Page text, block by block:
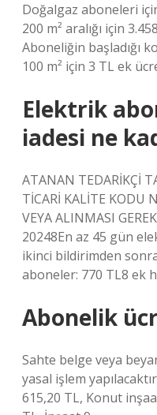
Doğalgaz aboneleri
200 m² aralığı için
Aboneliğin başladığı
100 m² için 3 TL ek
Elektrik
iadesi ne
ATANAN TEDARİKÇİ
TİCARİ KALİTE KODU
VEYA ALINMASI
20248En az 45 gün
ikinci bildirimden
aboneler: 770 TL8 ek
Abonelik
Sahte belge veya
yasal işlem
615,20 TL, Konut